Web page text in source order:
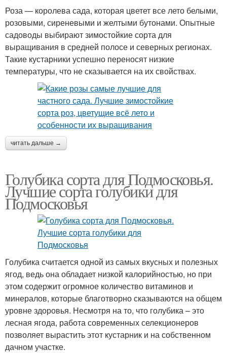
Роза — королева сада, которая цветет все лето белыми,
розовыми, сиреневыми и желтыми бутонами. Опытные
садоводы выбирают зимостойкие сорта для
выращивания в средней полосе и северных регионах.
Такие кустарники успешно переносят низкие
температуры, что не сказывается на их свойствах.
читать дальше →
Голубика сорта для Подмосковья.
Лучшие сорта голубики для
Подмосковья
Голубика считается одной из самых вкусных и полезных
ягод, ведь она обладает низкой калорийностью, но при
этом содержит огромное количество витаминов и
минералов, которые благотворно сказываются на общем
уровне здоровья. Несмотря на то, что голубика – это
лесная ягода, работа современных селекционеров
позволяет вырастить этот кустарник и на собственном
дачном участке.